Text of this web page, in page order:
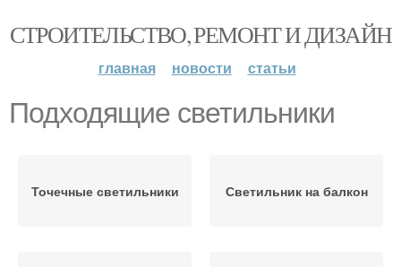
СТРОИТЕЛЬСТВО, РЕМОНТ И ДИЗАЙН
главная новости статьи
Подходящие светильники
Точечные светильники Светильник на балкон